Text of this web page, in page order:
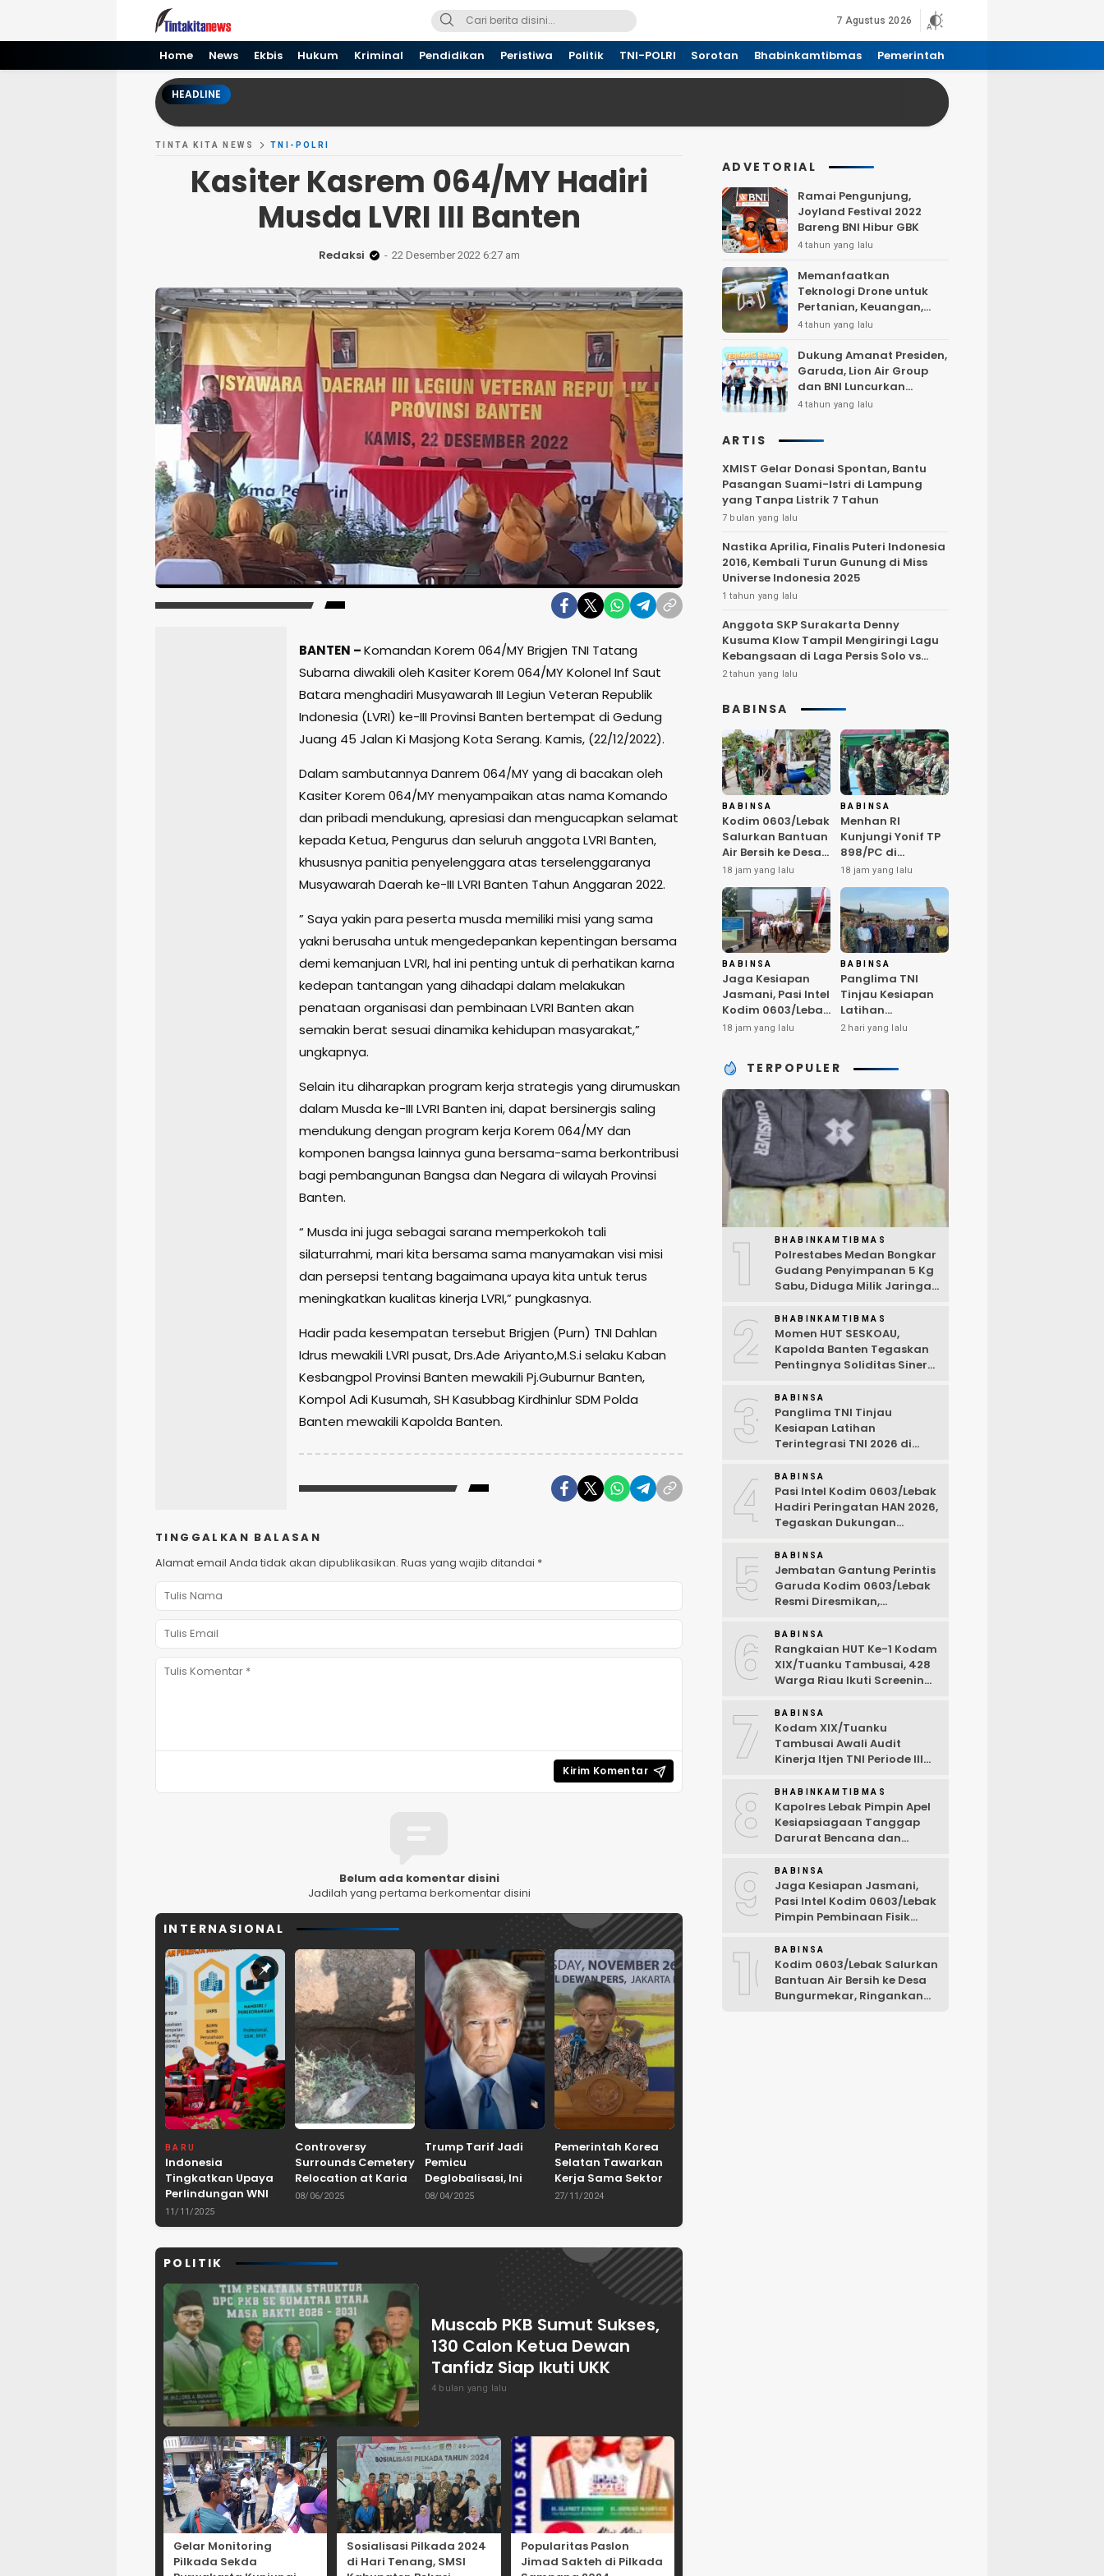
Tinta kita News
Informasi Terkini
7 Agustus 2026
Home News Ekbis Hukum Kriminal Pendidikan Peristiwa Politik TNI-POLRI Sorotan Bhabinkamtibmas Pemerintah
HEADLINE
TINTA KITA NEWS TNI-POLRI
Kasiter Kasrem 064/MY Hadiri
Musda LVRI III Banten
Redaksi 22 Desember 2022 6:27 am
BANTEN –Komandan Korem 064/MY Brigjen TNI Tatang
Subarna diwakili oleh Kasiter Korem 064/MY Kolonel Inf Saut
Batara menghadiri Musyawarah III Legiun Veteran Republik
Indonesia (LVRI) ke-III Provinsi Banten bertempat di Gedung
Juang 45 Jalan Ki Masjong Kota Serang. Kamis, (22/12/2022).
Dalam sambutannya Danrem 064/MY yang di bacakan oleh
Kasiter Korem 064/MY menyampaikan atas nama Komando
dan pribadi mendukung, apresiasi dan mengucapkan selamat
kepada Ketua, Pengurus dan seluruh anggota LVRI Banten,
khususnya panitia penyelenggara atas terselenggaranya
Musyawarah Daerah ke-III LVRI Banten Tahun Anggaran 2022.
” Saya yakin para peserta musda memiliki misi yang sama
yakni berusaha untuk mengedepankan kepentingan bersama
demi kemanjuan LVRI, hal ini penting untuk di perhatikan karna
kedepan tantangan yang dihadapi dalam melakukan
penataan organisasi dan pembinaan LVRI Banten akan
semakin berat sesuai dinamika kehidupan masyarakat,”
ungkapnya.
Selain itu diharapkan program kerja strategis yang dirumuskan
dalam Musda ke-III LVRI Banten ini, dapat bersinergis saling
mendukung dengan program kerja Korem 064/MY dan
komponen bangsa lainnya guna bersama-sama berkontribusi
bagi pembangunan Bangsa dan Negara di wilayah Provinsi
Banten.
“ Musda ini juga sebagai sarana memperkokoh tali
silaturrahmi, mari kita bersama sama manyamakan visi misi
dan persepsi tentang bagaimana upaya kita untuk terus
meningkatkan kualitas kinerja LVRI,” pungkasnya.
Hadir pada kesempatan tersebut Brigjen (Purn) TNI Dahlan
Idrus mewakili LVRI pusat, Drs.Ade Ariyanto,M.S.i selaku Kaban
Kesbangpol Provinsi Banten mewakili Pj.Guburnur Banten,
Kompol Adi Kusumah, SH Kasubbag Kirdhinlur SDM Polda
Banten mewakili Kapolda Banten.
TINGGALKAN BALASAN
Alamat email Anda tidak akan dipublikasikan. Ruas yang wajib ditandai *
Belum ada komentar disini
Jadilah yang pertama berkomentar disini
INTERNASIONAL
BARU
Indonesia
Tingkatkan Upaya
Perlindungan WNI
dan Pemberantasan
TPPO di Asia
11/11/2025
Controversy
Surrounds Cemetery
Relocation at Karian
Dam Project in
08/06/2025
Trump Tarif Jadi
Pemicu
Deglobalisasi, Ini
Ulasan Tajam dari
ASPRINDO
08/04/2025
Pemerintah Korea
Selatan Tawarkan
Kerja Sama Sektor
Pertanian untuk
Pangan Indonesia
27/11/2024
POLITIK
Muscab PKB Sumut Sukses,
130 Calon Ketua Dewan
Tanfidz Siap Ikuti UKK
4 bulan yang lalu
Gelar Monitoring
Pilkada Sekda
Sosialisasi Pilkada 2024
di Hari Tenang, SMSI
Popularitas Paslon
Jimad Sakteh di Pilkada
ADVETORIAL
Ramai Pengunjung,
Joyland Festival 2022
Bareng BNI Hibur GBK
4 tahun yang lalu
Memanfaatkan
Teknologi Drone untuk
Pertanian, Keuangan,
Pertambangan, Real
Telekomunikasi.
4 tahun yang lalu
Dukung Amanat Presiden,
Garuda, Lion Air Group
dan BNI Luncurkan
Program Terbang Hemat
4 tahun yang lalu
ARTIS
XMIST Gelar Donasi Spontan, Bantu
Pasangan Suami-Istri di Lampung
yang Tanpa Listrik 7 Tahun
7 bulan yang lalu
Nastika Aprilia, Finalis Puteri Indonesia
2016, Kembali Turun Gunung di Miss
Universe Indonesia 2025
1 tahun yang lalu
Anggota SKP Surakarta Denny
Kusuma Klow Tampil Mengiringi Lagu
Kebangsaan di Laga Persis Solo vs
Persija Jakarta
2 tahun yang lalu
BABINSA
BABINSA
Kodim 0603/Lebak
Salurkan Bantuan
Air Bersih ke Desa
Bungurmekar,
Ringankan Beban
Warga
Terdampak
Kemarau
18 jam yang lalu
BABINSA
Menhan RI
Kunjungi Yonif TP
898/PC di
Kampar,
Tegaskan
Kualitas SDM
Kunci Kekuatan
TNI
18 jam yang lalu
BABINSA
Jaga Kesiapan
Jasmani, Pasi Intel
Kodim 0603/Lebak
Pimpin Pembinaan
18 jam yang lalu
BABINSA
Panglima TNI
Tinjau Kesiapan
Latihan
Terintegrasi TNI
2 hari yang lalu
TERPOPULER
1 BHABINKAMTIBMAS
Polrestabes Medan Bongkar
Gudang Penyimpanan 5 Kg
Sabu, Diduga Milik Jaringan
2 BHABINKAMTIBMAS
Momen HUT SESKOAU,
Kapolda Banten Tegaskan
Pentingnya Soliditas Sinergi
3 BABINSA
Panglima TNI Tinjau
Kesiapan Latihan
Terintegrasi TNI 2026 di
4 BABINSA
Pasi Intel Kodim 0603/Lebak
Hadiri Peringatan HAN 2026,
Tegaskan Dukungan
Ramah Anak
5 BABINSA
Jembatan Gantung Perintis
Garuda Kodim 0603/Lebak
Resmi Diresmikan,
Desa Wanasalam
6 BABINSA
Rangkaian HUT Ke-1 Kodam
XIX/Tuanku Tambusai, 428
Warga Riau Ikuti Screening
7 BABINSA
Kodam XIX/Tuanku
Tambusai Awali Audit
Kinerja Itjen TNI Periode III
8 BHABINKAMTIBMAS
Kapolres Lebak Pimpin Apel
Kesiapsiagaan Tanggap
Darurat Bencana dan
9 BABINSA
Jaga Kesiapan Jasmani,
Pasi Intel Kodim 0603/Lebak
Pimpin Pembinaan Fisik
10BABINSA
Kodim 0603/Lebak Salurkan
Bantuan Air Bersih ke Desa
Bungurmekar, Ringankan